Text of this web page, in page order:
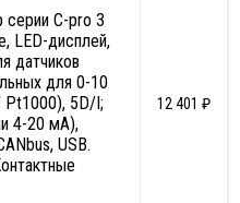
серии С-pro 3
LED-дисплей,
датчиков
для 0-10
5D/I;
4-20 мА),
USB.
12 401 ₽